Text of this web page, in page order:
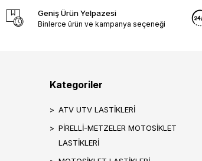
Geniş Ürün Yelpazesi
Binlerce ürün ve kampanya seçeneği
Kategoriler
ATV UTV LASTİKLERİ
PİRELLİ-METZELER MOTOSİKLET
LASTİKLERİ